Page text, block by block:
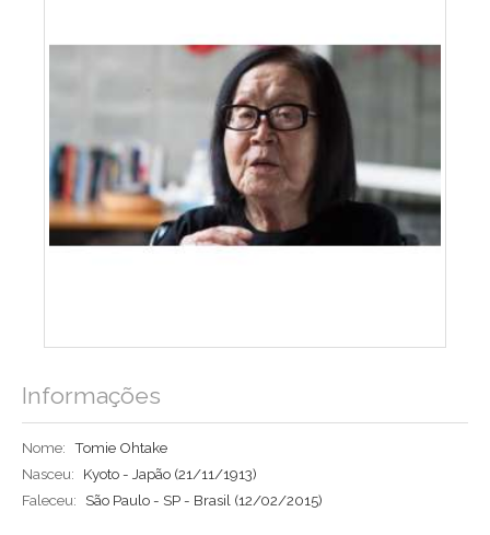
Informações
Nome: Tomie Ohtake
Nasceu:
Kyoto - Japão (21/11/1913)
Faleceu:
São Paulo - SP - Brasil (12/02/2015)